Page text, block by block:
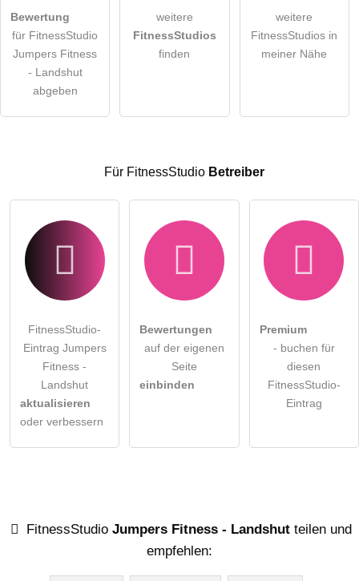
DieDatenschutzerklärunghabe ich zur Kenntnis genommen.
öffentliche Frage stellen
FitnessStudio-Eintrag zu stellen.
Bewertung
für FitnessStudio
Jumpers Fitness
- Landshut
abgeben
weitere
FitnessStudios
finden
weitere
FitnessStudios in
meiner Nähe
Für FitnessStudio Betreiber
FitnessStudio-
Eintrag Jumpers
Fitness -
Landshut
aktualisieren
oder verbessern
Bewertungen
auf der eigenen
Seite
einbinden
Premium
- buchen für
diesen
FitnessStudio-
Eintrag
FitnessStudio Jumpers Fitness - Landshutteilen und
empfehlen: